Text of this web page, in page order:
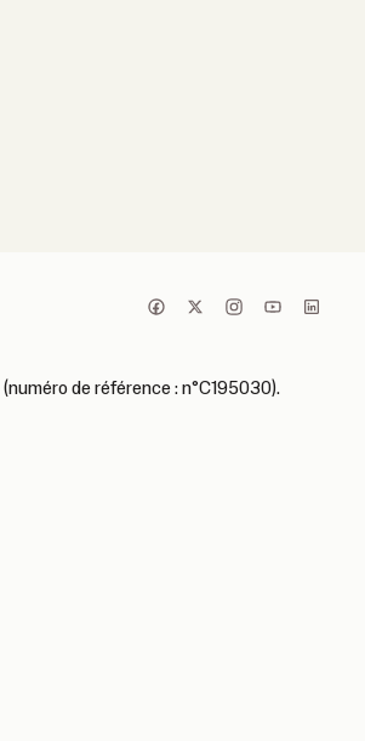
de référence : n°C195030).